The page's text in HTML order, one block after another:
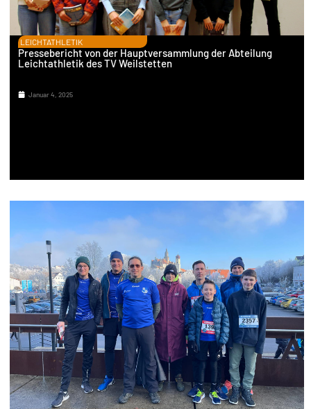
LEICHTATHLETIK
Pressebericht von der Hauptversammlung der Abteilung
Leichtathletik des TV Weilstetten
Januar 4, 2025